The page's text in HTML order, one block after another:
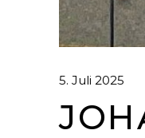
5. Juli 2025